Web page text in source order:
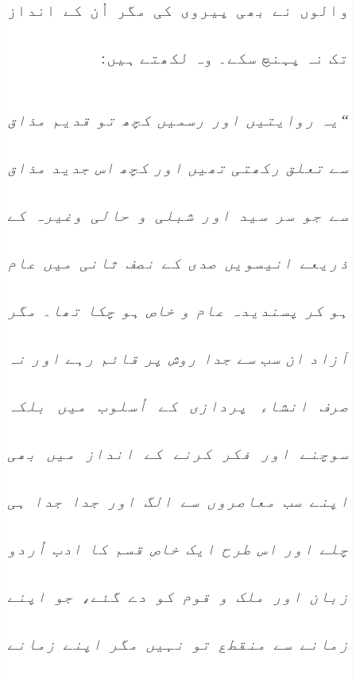
والوں نے بھی پیروی کی مگر اُن کے انداز
تک نہ پہنچ سکے۔ وہ لکھتے ہیں:
“یہ روایتیں اور رسمیں کچھ تو قدیم مذاق
سے تعلق رکھتی تھیں اور کچھ اس جدید مذاق
سے جو سر سید اور شبلی و حالی وغیرہ کے
ذریعے انیسویں صدی کے نصف ثانی میں عام
ہو کر پسندیدہ عام و خاص ہو چکا تھا۔ مگر
آزاد ان سب سے جدا روش پر قائم رہے اور نہ
صرف انشاء پردازی کے اُسلوب میں بلکہ
سوچنے اور فکر کرنے کے انداز میں بھی
اپنے سب معاصروں سے الگ اور جدا جدا ہی
چلے اور اس طرح ایک خاص قسم کا ادب اُردو
زبان اور ملک و قوم کو دے گئے، جو اپنے
زمانے سے منقطع تو نہیں مگر اپنے زمانے